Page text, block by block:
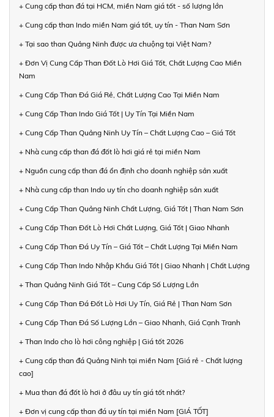
+ Cung cấp than đá tại HCM, miền Nam giá tốt - số lượng lớn
+ Cung cấp than Indo miền Nam giá tốt, uy tín - Than Nam Sơn
+ Tại sao than Quảng Ninh được ưa chuộng tại Việt Nam?
+ Đơn Vị Cung Cấp Than Đốt Lò Hơi Giá Tốt, Chất Lượng Cao Miền
Nam
+ Cung Cấp Than Đá Giá Rẻ, Chất Lượng Cao Tại Miền Nam
+ Cung Cấp Than Indo Giá Tốt | Uy Tín Tại Miền Nam
+ Cung Cấp Than Quảng Ninh Uy Tín – Chất Lượng Cao – Giá Tốt
+ Nhà cung cấp than đá đốt lò hơi giá rẻ tại miền Nam
+ Nguồn cung cấp than đá ổn định cho doanh nghiệp sản xuất
+ Nhà cung cấp than Indo uy tín cho doanh nghiệp sản xuất
+ Cung Cấp Than Quảng Ninh Chất Lượng, Giá Tốt | Than Nam Sơn
+ Cung Cấp Than Đốt Lò Hơi Chất Lượng, Giá Tốt | Giao Nhanh
+ Cung Cấp Than Đá Uy Tín – Giá Tốt – Chất Lượng Tại Miền Nam
+ Cung Cấp Than Indo Nhập Khẩu Giá Tốt | Giao Nhanh | Chất Lượng
+ Than Quảng Ninh Giá Tốt – Cung Cấp Số Lượng Lớn
+ Cung Cấp Than Đá Đốt Lò Hơi Uy Tín, Giá Rẻ | Than Nam Sơn
+ Cung Cấp Than Đá Số Lượng Lớn – Giao Nhanh, Giá Cạnh Tranh
+ Than Indo cho lò hơi công nghiệp | Giá tốt 2026
+ Cung cấp than đá Quảng Ninh tại miền Nam [Giá rẻ - Chất lượng
cao]
+ Mua than đá đốt lò hơi ở đâu uy tín giá tốt nhất?
+ Đơn vị cung cấp than đá uy tín tại miền Nam [GIÁ TỐT]